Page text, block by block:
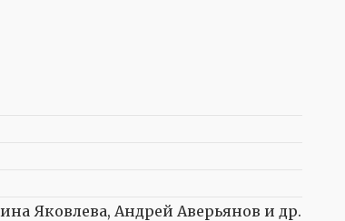
Яковлева, Андрей Аверьянов и др.